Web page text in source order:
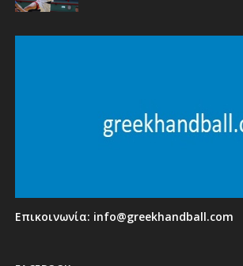
Επικοινωνία: info@greekhandball.com